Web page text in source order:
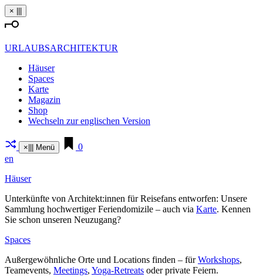
Zum
Inhalt
springen
×
URLAUBSARCHITEKTUR
Häuser
Spaces
Karte
Magazin
Shop
Wechseln zur englischen Version
× Menü
0
en
Häuser
Unter­künfte von Architekt:innen für Rei­sefans ent­worfen: Unsere
Sammlung hoch­wer­tiger Feri­en­do­mizile – auch via Karte. Kennen
Sie schon unseren Neu­zugang?
Spaces
Außer­ge­wöhn­liche Orte und Loca­tions finden – fürWork­shops,
Team­e­vents, Mee­tings, Yoga-Retreats oder private Feiern.